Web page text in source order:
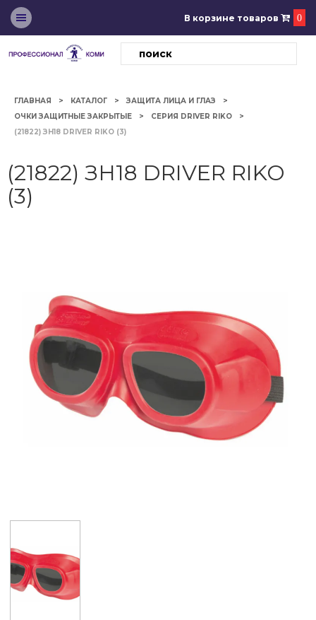
В корзине товаров 0
ГЛАВНАЯ КАТАЛОГ
ЗАЩИТА ЛИЦА И ГЛАЗ
ОЧКИ ЗАЩИТНЫЕ ЗАКРЫТЫЕ
СЕРИЯ DRIVER RIKO
(21822) ЗН18 DRIVER RIKO (3)
(21822) ЗН18 DRIVER RIKO
(3)